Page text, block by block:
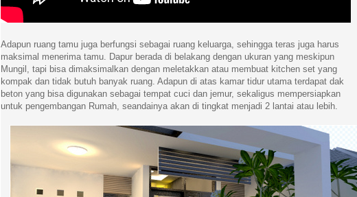
Adapun ruang tamu juga berfungsi sebagai ruang keluarga, sehingga teras juga harus
maksimal menerima tamu. Dapur berada di belakang dengan ukuran yang meskipun
Mungil, tapi bisa dimaksimalkan dengan meletakkan atau membuat kitchen set yang
kompak dan tidak butuh banyak ruang. Adapun di atas kamar tidur utama terdapat dak
beton yang bisa digunakan sebagai tempat cuci dan jemur, sekaligus mempersiapkan
untuk pengembangan Rumah, seandainya akan di tingkat menjadi 2 lantai atau lebih.